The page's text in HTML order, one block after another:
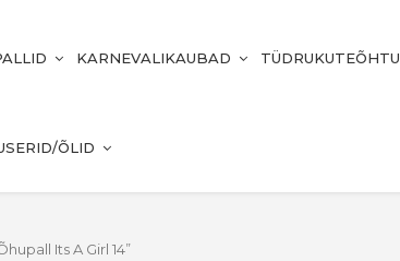
KARNEVALIKAUBAD TÜDRUKUTEÕHTU
ÕLID
Its A Girl 14”